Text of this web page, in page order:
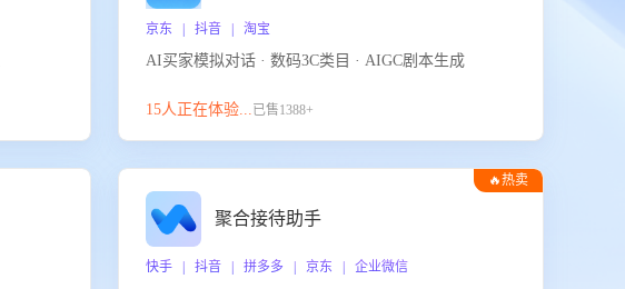
京东 | 抖音 | 淘宝
AI买家模拟对话 · 数码3C类目 · AIGC剧本生成
15人正在体验...已售1388+
🔥热卖
聚合接待助手
快手 | 抖音 | 拼多多 | 京东 | 企业微信